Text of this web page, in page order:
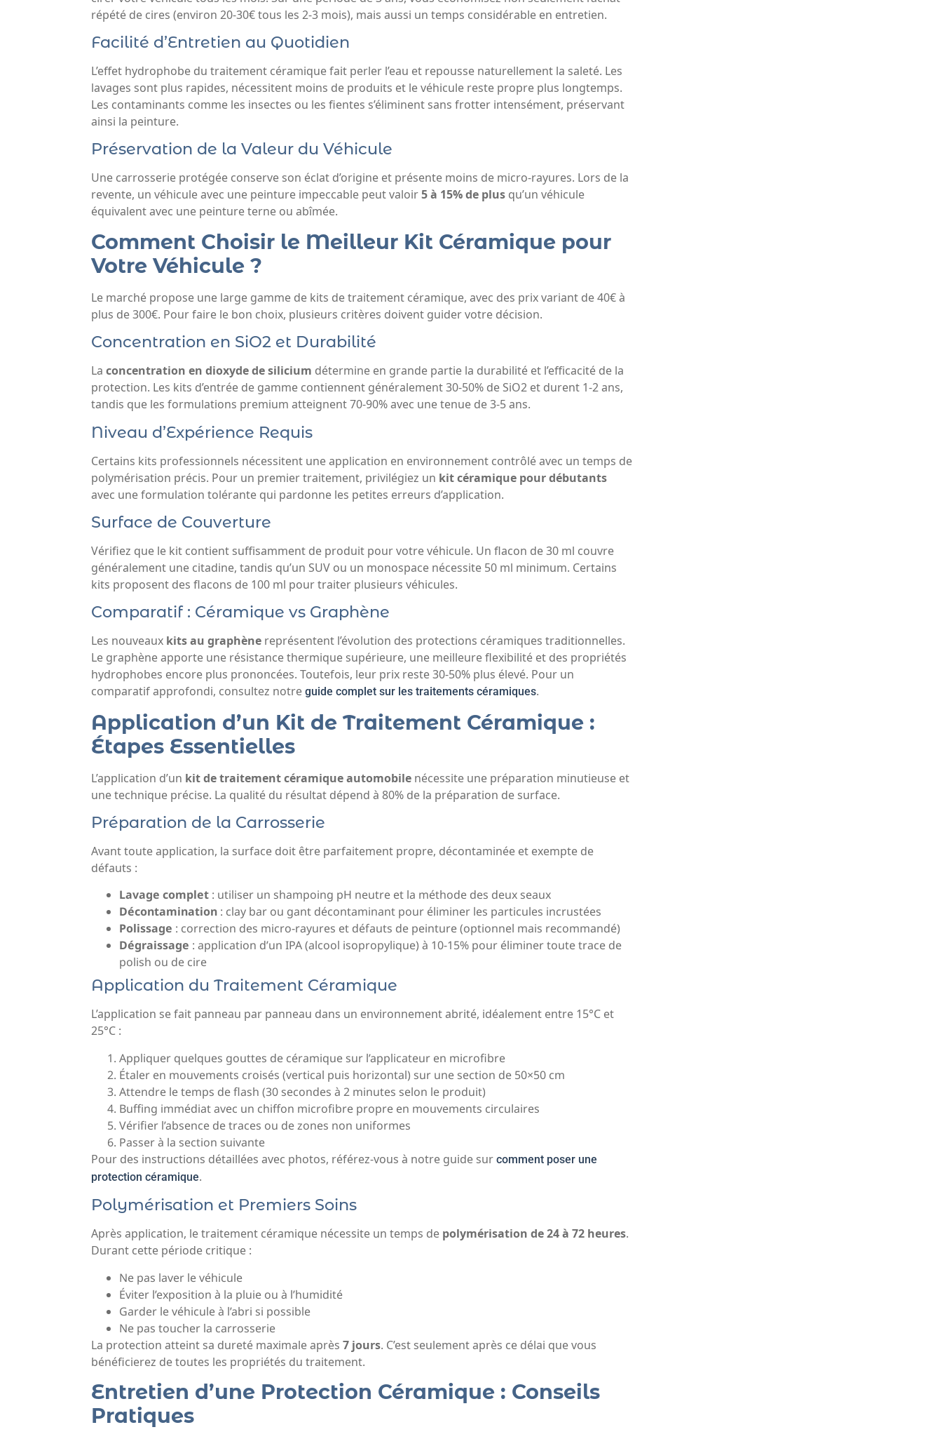
répété de cires (environ 20-30€ tous les 2-3 mois), mais aussi un temps considérable en entretien.
Facilité d’Entretien au Quotidien
L’effet hydrophobe du traitement céramique fait perler l’eau et repousse naturellement la saleté. Les
lavages sont plus rapides, nécessitent moins de produits et le véhicule reste propre plus longtemps.
Les contaminants comme les insectes ou les fientes s’éliminent sans frotter intensément, préservant
ainsi la peinture.
Préservation de la Valeur du Véhicule
Une carrosserie protégée conserve son éclat d’origine et présente moins de micro-rayures. Lors de la
revente, un véhicule avec une peinture impeccable peut valoir5 à 15% de plus qu’un véhicule
équivalent avec une peinture terne ou abîmée.
Comment Choisir le Meilleur Kit Céramique pour
Votre Véhicule ?
Le marché propose une large gamme de kits de traitement céramique, avec des prix variant de 40€ à
plus de 300€. Pour faire le bon choix, plusieurs critères doivent guider votre décision.
Concentration en SiO2 et Durabilité
La concentration en dioxyde de silicium détermine en grande partie la durabilité et l’efficacité de la
protection. Les kits d’entrée de gamme contiennent généralement 30-50% de SiO2 et durent 1-2 ans,
tandis que les formulations premium atteignent 70-90% avec une tenue de 3-5 ans.
Niveau d’Expérience Requis
Certains kits professionnels nécessitent une application en environnement contrôlé avec un temps de
polymérisation précis. Pour un premier traitement, privilégiez un kit céramique pour débutants
avec une formulation tolérante qui pardonne les petites erreurs d’application.
Surface de Couverture
Vérifiez que le kit contient suffisamment de produit pour votre véhicule. Un flacon de 30 ml couvre
généralement une citadine, tandis qu’un SUV ou un monospace nécessite 50 ml minimum. Certains
kits proposent des flacons de 100 ml pour traiter plusieurs véhicules.
Comparatif : Céramique vs Graphène
Les nouveaux kits au graphène représentent l’évolution des protections céramiques traditionnelles.
Le graphène apporte une résistance thermique supérieure, une meilleure flexibilité et des propriétés
hydrophobes encore plus prononcées. Toutefois, leur prix reste 30-50% plus élevé. Pour un
comparatif approfondi, consultez notre guide complet sur les traitements céramiques.
Application d’un Kit de Traitement Céramique :
Étapes Essentielles
L’application d’un kit de traitement céramique automobile nécessite une préparation minutieuse et
une technique précise. La qualité du résultat dépend à 80% de la préparation de surface.
Préparation de la Carrosserie
Avant toute application, la surface doit être parfaitement propre, décontaminée et exempte de
défauts :
Lavage complet : utiliser un shampoing pH neutre et la méthode des deux seaux
Décontamination : clay bar ou gant décontaminant pour éliminer les particules incrustées
Polissage : correction des micro-rayures et défauts de peinture (optionnel mais recommandé)
Dégraissage : application d’un IPA (alcool isopropylique) à 10-15% pour éliminer toute trace de
polish ou de cire
Application du Traitement Céramique
L’application se fait panneau par panneau dans un environnement abrité, idéalement entre 15°C et
25°C :
Appliquer quelques gouttes de céramique sur l’applicateur en microfibre
Étaler en mouvements croisés (vertical puis horizontal) sur une section de 50×50 cm
Attendre le temps de flash (30 secondes à 2 minutes selon le produit)
Buffing immédiat avec un chiffon microfibre propre en mouvements circulaires
Vérifier l’absence de traces ou de zones non uniformes
Passer à la section suivante
Pour des instructions détaillées avec photos, référez-vous à notre guide sur comment poser une
protection céramique.
Polymérisation et Premiers Soins
Après application, le traitement céramique nécessite un temps de polymérisation de 24 à 72 heures.
Durant cette période critique :
Ne pas laver le véhicule
Éviter l’exposition à la pluie ou à l’humidité
Garder le véhicule à l’abri si possible
Ne pas toucher la carrosserie
La protection atteint sa dureté maximale après 7 jours. C’est seulement après ce délai que vous
bénéficierez de toutes les propriétés du traitement.
Entretien d’une Protection Céramique : Conseils
Pratiques